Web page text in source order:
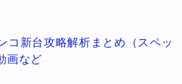
コ新台攻略解析まとめ（スペッ
画など